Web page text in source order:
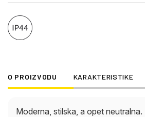
O PROIZVODU KARAKTERISTIKE
Moderna, stilska, a opet